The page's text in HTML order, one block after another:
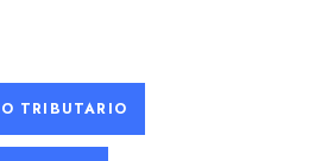
TRIBUTARIO